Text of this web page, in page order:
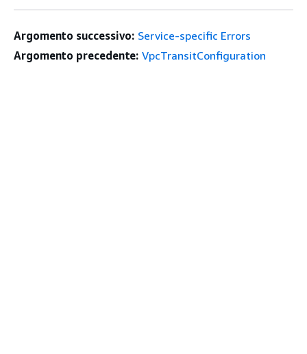
Argomento successivo: Service-specific Errors
Argomento precedente: VpcTransitConfiguration